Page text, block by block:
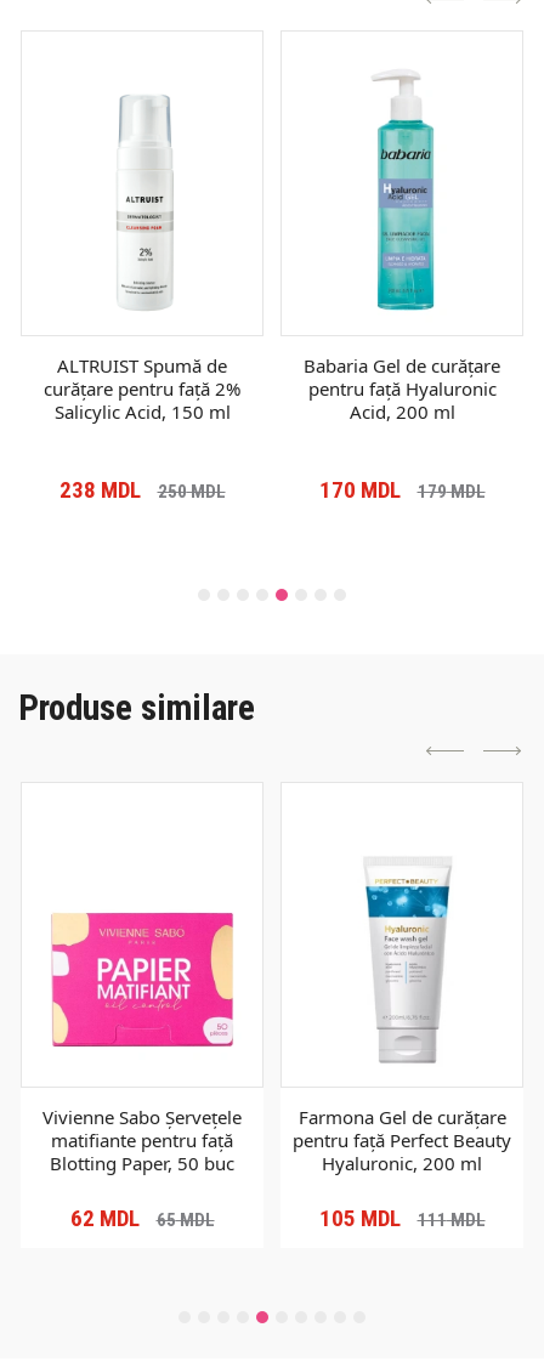
ALTRUIST Spumă de
curățare pentru față 2%
Salicylic Acid, 150 ml
238 MDL 250MDL
Babaria Gel de curățare
pentru față Hyaluronic
Acid, 200 ml
170 MDL 179MDL
Produse similare
Vivienne Sabo Șervețele
matifiante pentru față
Blotting Paper, 50 buc
62 MDL 65MDL
Farmona Gel de curățare
pentru față Perfect Beauty
Hyaluronic, 200 ml
105 MDL 111MDL